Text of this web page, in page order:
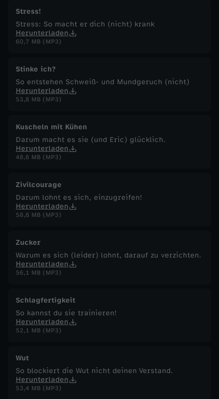
i
k
Stress!
Stress: So macht er dich (nicht) krank
Herunterladen
60,7 MB (MP3)
Stinke ich?
So entstehen Schweiß- und Mundgeruch (nicht)
Herunterladen
53,8 MB (MP3)
Kuscheln mit Kühen
Darum macht es sie (und Eric) glücklich.
Herunterladen
48,6 MB (MP3)
Zivilcourage
Darum lohnt es sich, einzugreifen!
Herunterladen
58,8 MB (MP3)
Zucker
Warum es sich (leider) lohnt, darauf zu verzichten.
Herunterladen
56,1 MB (MP3)
Schlagfertigkeit
So kannst du sie trainieren!
Herunterladen
52,1 MB (MP3)
Wut
So blockiert die Wut nicht deinen Verstand.
Herunterladen
53,4 MB (MP3)